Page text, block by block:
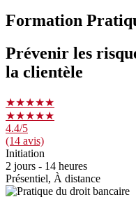
Formation
Prévenir les
la clientèle
★★★★★
★★★★★
4.4/5
(14 avis)
Initiation
2 jours - 14 heures
Présentiel, À distance